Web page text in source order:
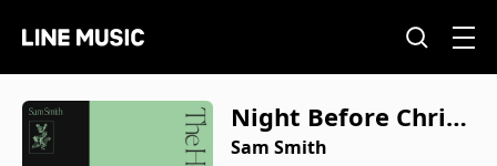
Night Before Christ
mas
Sam Smith